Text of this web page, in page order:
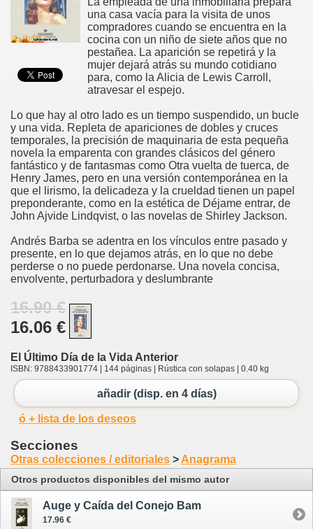
una casa vacía para la visita de unos
compradores cuando se encuentra en la
cocina con un niño de siete años que no
pestañea. La aparición se repetirá y la
mujer dejará atrás su mundo cotidiano
para, como la Alicia de Lewis Carroll,
atravesar el espejo.
Lo que hay al otro lado es un tiempo suspendido, un bucle
y una vida. Repleta de apariciones de dobles y cruces
temporales, la precisión de maquinaria de esta pequeña
novela la emparenta con grandes clásicos del género
fantástico y de fantasmas como Otra vuelta de tuerca, de
Henry James, pero en una versión contemporánea en la
que el lirismo, la delicadeza y la crueldad tienen un papel
preponderante, como en la estética de Déjame entrar, de
John Ajvide Lindqvist, o las novelas de Shirley Jackson.
Andrés Barba se adentra en los vínculos entre pasado y
presente, en lo que dejamos atrás, en lo que no debe
perderse o no puede perdonarse. Una novela concisa,
envolvente, perturbadora y deslumbrante
16.90 €
16.06 €
El Último Día de la Vida Anterior
ISBN: 9788433901774 | 144 páginas | Rústica con solapas | 0.40 kg
añadir (disp. en 4 días)
ó + lista de los deseos
Secciones
Otras colecciones / editoriales > Anagrama
Otros productos disponibles del mismo autor
Auge y Caída del Conejo Bam
17.96 €